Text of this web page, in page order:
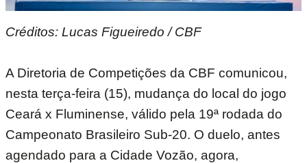
Créditos: Lucas Figueiredo / CBF
A Diretoria de Competições da CBF comunicou,
nesta terça-feira (15), mudança do local do jogo
Ceará x Fluminense, válido pela 19ª rodada do
Campeonato Brasileiro Sub-20. O duelo, antes
agendado para a Cidade Vozão, agora,